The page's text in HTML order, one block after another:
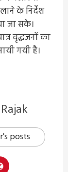
के निर्देश
जा सके।
वृद्धजनों का
गयी है।
posts